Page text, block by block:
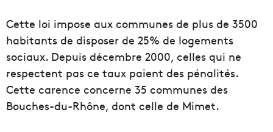
Cette loi impose aux communes de plus de 3500
habitants de disposer de 25% de logements
sociaux. Depuis décembre 2000, celles qui ne
respectent pas ce taux paient des pénalités.
Cette carence concerne 35 communes des
Bouches-du-Rhône, dont celle de Mimet.